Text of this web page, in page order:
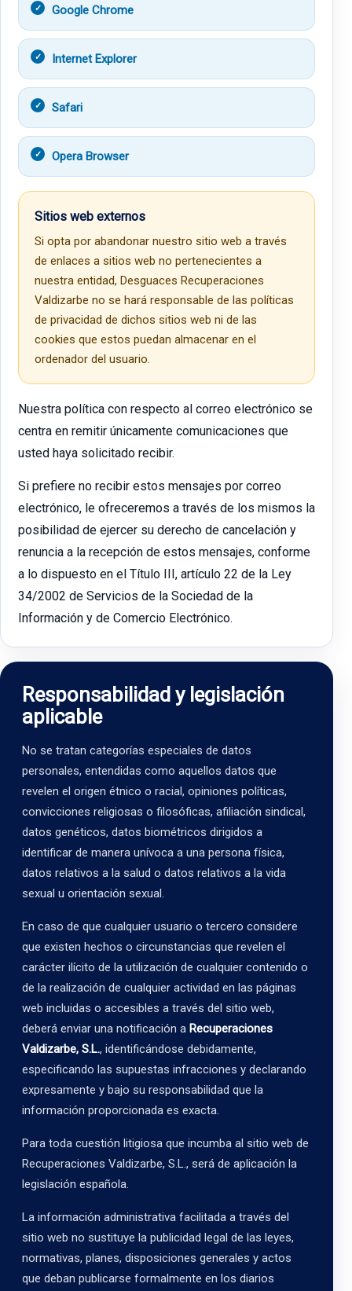
Google Chrome
Internet Explorer
Safari
Opera Browser
Sitios web externos
Si opta por abandonar nuestro sitio web a través
de enlaces a sitios web no pertenecientes a
nuestra entidad, Desguaces Recuperaciones
Valdizarbe no se hará responsable de las políticas
de privacidad de dichos sitios web ni de las
cookies que estos puedan almacenar en el
ordenador del usuario.
Nuestra política con respecto al correo electrónico se
centra en remitir únicamente comunicaciones que
usted haya solicitado recibir.
Si prefiere no recibir estos mensajes por correo
electrónico, le ofreceremos a través de los mismos la
posibilidad de ejercer su derecho de cancelación y
renuncia a la recepción de estos mensajes, conforme
a lo dispuesto en el Título III, artículo 22 de la Ley
34/2002 de Servicios de la Sociedad de la
Información y de Comercio Electrónico.
Responsabilidad y legislación
aplicable
No se tratan categorías especiales de datos
personales, entendidas como aquellos datos que
revelen el origen étnico o racial, opiniones políticas,
convicciones religiosas o filosóficas, afiliación sindical,
datos genéticos, datos biométricos dirigidos a
identificar de manera unívoca a una persona física,
datos relativos a la salud o datos relativos a la vida
sexual u orientación sexual.
En caso de que cualquier usuario o tercero considere
que existen hechos o circunstancias que revelen el
carácter ilícito de la utilización de cualquier contenido o
de la realización de cualquier actividad en las páginas
web incluidas o accesibles a través del sitio web,
deberá enviar una notificación a Recuperaciones
Valdizarbe, S.L., identificándose debidamente,
especificando las supuestas infracciones y declarando
expresamente y bajo su responsabilidad que la
información proporcionada es exacta.
Para toda cuestión litigiosa que incumba al sitio web de
Recuperaciones Valdizarbe, S.L., será de aplicación la
legislación española.
La información administrativa facilitada a través del
sitio web no sustituye la publicidad legal de las leyes,
normativas, planes, disposiciones generales y actos
que deban publicarse formalmente en los diarios